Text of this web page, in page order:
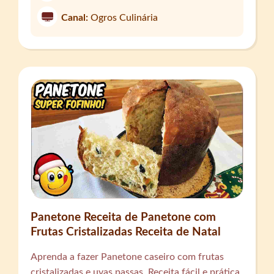
Canal: Ogros Culinária
Panetone Receita de Panetone com
Frutas Cristalizadas Receita de Natal
Aprenda a fazer Panetone caseiro com frutas
cristalizadas e uvas passas. Receita fácil e prática,